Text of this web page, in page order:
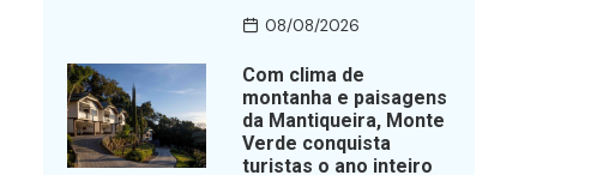
08/08/2026
Com clima de
montanha e paisagens
da Mantiqueira, Monte
Verde conquista
turistas o ano inteiro